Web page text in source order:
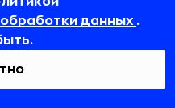
это повышает
расширяет сосуды
повышению
это, в свою очередь,
обработки данных .